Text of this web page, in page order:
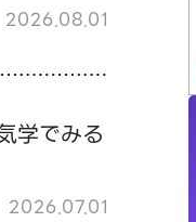
2026.08.01
学でみる
2026.07.01